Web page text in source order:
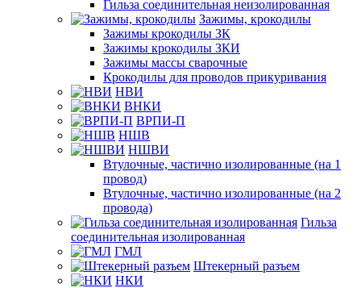
Гильза соединительная неизолированная
Зажимы, крокодилы
Зажимы крокодилы ЗК
Зажимы крокодилы ЗКИ
Зажимы массы сварочные
Крокодилы для проводов прикуривания
НВИ
ВНКИ
ВРПИ-П
НШВ
НШВИ
Втулочные, частично изолированные (на 1
провод)
Втулочные, частично изолированные (на 2
провода)
Гильза
соединительная изолированная
ГМЛ
Штекерный разъем
НКИ